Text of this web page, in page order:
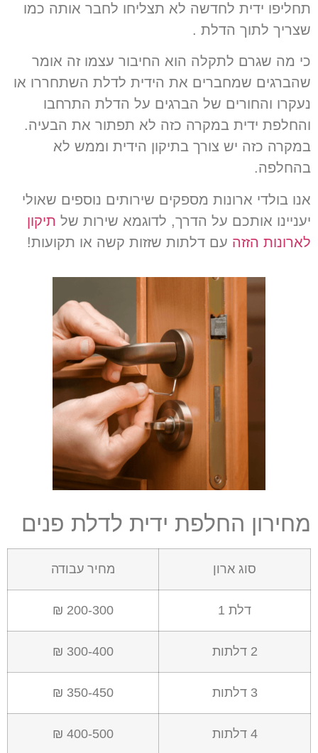
תחליפו ידית לחדשה לא תצליחו לחבר אותה כמו
שצריך לתוך הדלת .
כי מה שגרם לתקלה הוא החיבור עצמו זה אומר
שהברגים שמחברים את הידית לדלת השתחררו או
נעקרו והחורים של הברגים על הדלת התרחבו
והחלפת ידית במקרה כזה לא תפתור את הבעיה.
במקרה כזה יש צורך בתיקון הידית וממש לא
בהחלפה.
אנו בולדי ארונות מספקים שירותים נוספים שאולי
יעניינו אותכם על הדרך, לדוגמא שירות של תיקון
לארונות הזזה עם דלתות שזזות קשה או תקועות!
מחירון החלפת ידית לדלת פנים
סוג ארון מחיר עבודה
דלת 1 200-300 ₪
2 דלתות 300-400 ₪
3 דלתות 350-450 ₪
4 דלתות 400-500 ₪